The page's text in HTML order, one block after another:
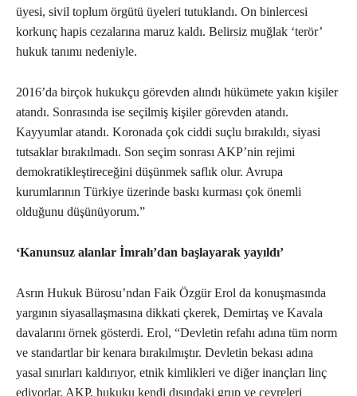
üyesi, sivil toplum örgütü üyeleri tutuklandı. On binlercesi
korkunç hapis cezalarına maruz kaldı. Belirsiz muğlak ‘terör’
hukuk tanımı nedeniyle.
2016’da birçok hukukçu görevden alındı hükümete yakın kişiler
atandı. Sonrasında ise seçilmiş kişiler görevden atandı.
Kayyumlar atandı. Koronada çok ciddi suçlu bırakıldı, siyasi
tutsaklar bırakılmadı. Son seçim sonrası AKP’nin rejimi
demokratikleştireceğini düşünmek saflık olur. Avrupa
kurumlarının Türkiye üzerinde baskı kurması çok önemli
olduğunu düşünüyorum.”
‘Kanunsuz alanlar İmralı’dan başlayarak yayıldı’
Asrın Hukuk Bürosu’ndan Faik Özgür Erol da konuşmasında
yargının siyasallaşmasına dikkati çkerek, Demirtaş ve Kavala
davalarını örnek gösterdi. Erol, “Devletin refahı adına tüm norm
ve standartlar bir kenara bırakılmıştır. Devletin bekası adına
yasal sınırları kaldırıyor, etnik kimlikleri ve diğer inançları linç
ediyorlar. AKP, hukuku kendi dışındaki grup ve çevreleri